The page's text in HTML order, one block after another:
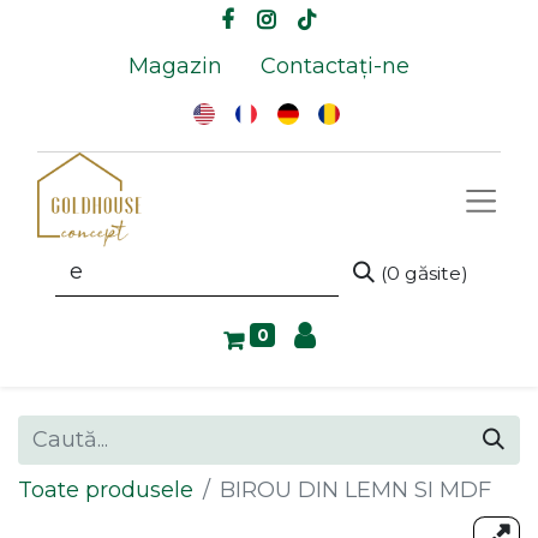
Magazin Contactați-ne
(0 găsite)
0
Toate produsele BIROU DIN LEMN SI MDF